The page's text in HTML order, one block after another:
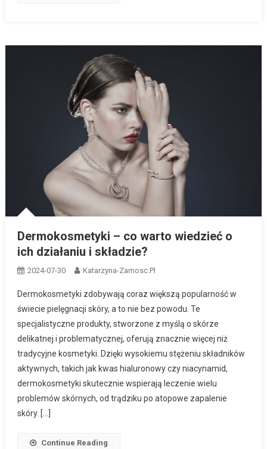
Dermokosmetyki – co warto wiedzieć o
ich działaniu i składzie?
2024-07-30 Katarzyna-Zamosc.pl
Dermokosmetyki zdobywają coraz większą popularność w
świecie pielęgnacji skóry, a to nie bez powodu. Te
specjalistyczne produkty, stworzone z myślą o skórze
delikatnej i problematycznej, oferują znacznie więcej niż
tradycyjne kosmetyki. Dzięki wysokiemu stężeniu składników
aktywnych, takich jak kwas hialuronowy czy niacynamid,
dermokosmetyki skutecznie wspierają leczenie wielu
problemów skórnych, od trądziku po atopowe zapalenie
skóry. […]
Continue Reading